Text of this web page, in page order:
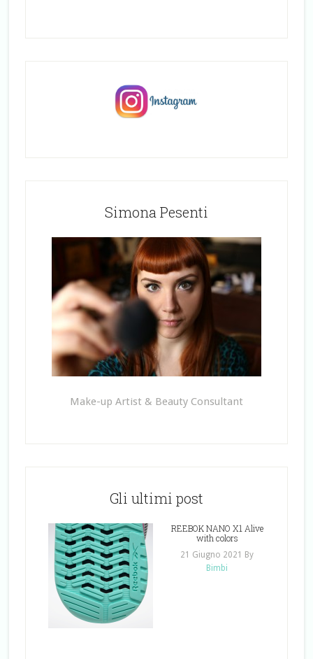
Simona Pesenti
Make-up Artist & Beauty Consultant
Gli ultimi post
REEBOK NANO X1 Alive
with colors
21 Giugno 2021 By
Bimbi